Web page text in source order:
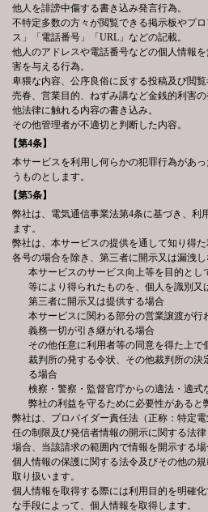
他人を誹謗中傷する書き込み発言行為。
不特定多数の方々が閲覧できる掲示板やプ
ス」「電話番号」「URL」などの記載。
他人のアドレスや電話番号などの個人情報
害を与える行為。
卑猥な内容、公序良俗に反する投稿及び閲覧
売春、営業目的、ねずみ講など金銭的利害
他法律に触れる内容の書き込み。
その他管理者が不適切と判断した内容。
【第4条】
本サービスを利用し何らかの犯罪行為があ
うものとします。
【第5条】
弊社は、電気通信事業法第4条に基づき、利
ます。
弊社は、本サービスの提供を通して知り得
各号の場合を除き、第三者に開示又は漏洩し
本サービスのサービス向上等を目的と
等により得られたものを、個人を識別
第三者に開示又は提供する場合
本サービスに関わる部分の営業譲渡が行
義務一切が引き継がれる場合
その他任意に利用者等の同意を得た上
裁判所の発する令状、その他裁判所の
る場合
検察・警察・監督官庁からの適法・適式
弊社の利益を守るために必要性があると
弊社は、プロバイダー責任法（正称：特定
任の制限及び発信者情報の開示に関する法
場合、当該請求の範囲内で情報を開示する場
個人情報の保護に関する法令及びその他の
取り扱います。
個人情報を取得する際には利用目的を明確
な手段によって、個人情報を取得します。